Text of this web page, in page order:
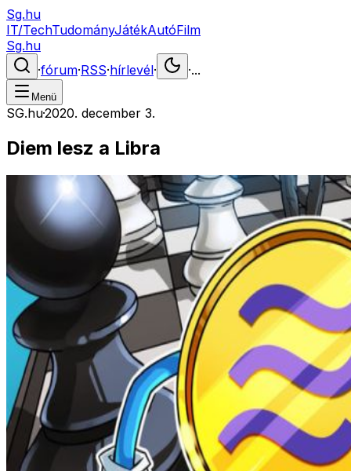
Sg.hu
IT/TechTudományJátékAutóFilm
Sg.hu
·fórum·RSS·hírlevél· ·...
Menü
SG.hu·2020. december 3.
Diem lesz a Libra